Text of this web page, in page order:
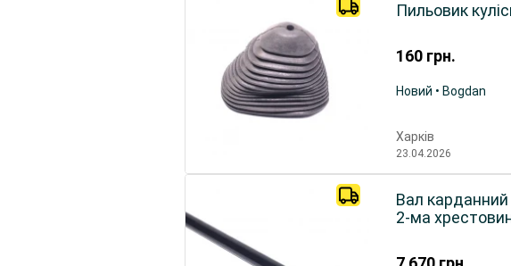
160 грн.
Пильовик
Новий • Bogdan
Харків
23.04.2026
Вал
2-ма